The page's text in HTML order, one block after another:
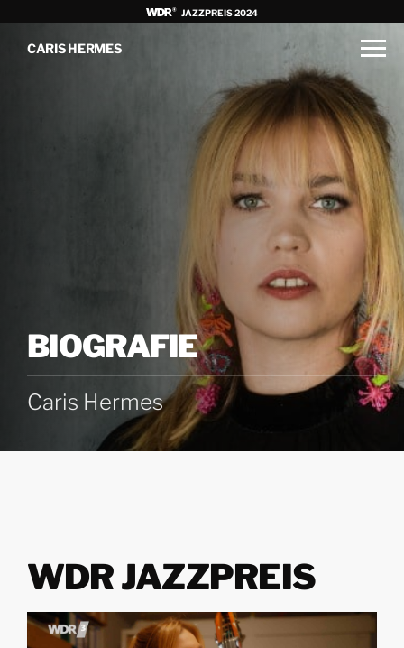
JAZZPREIS 2024
CARIS HERMES
BIOGRAFIE
Caris Hermes
WDR JAZZPREIS